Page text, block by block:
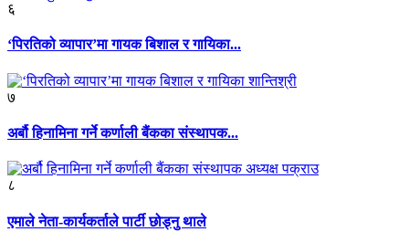
६
‘पिरतिको व्यापार’मा गायक बिशाल र गायिका...
७
अर्बौ हिनामिना गर्ने कर्णाली बैंकका संस्थापक...
८
एमाले नेता-कार्यकर्ताले पार्टी छोड्नु थाले